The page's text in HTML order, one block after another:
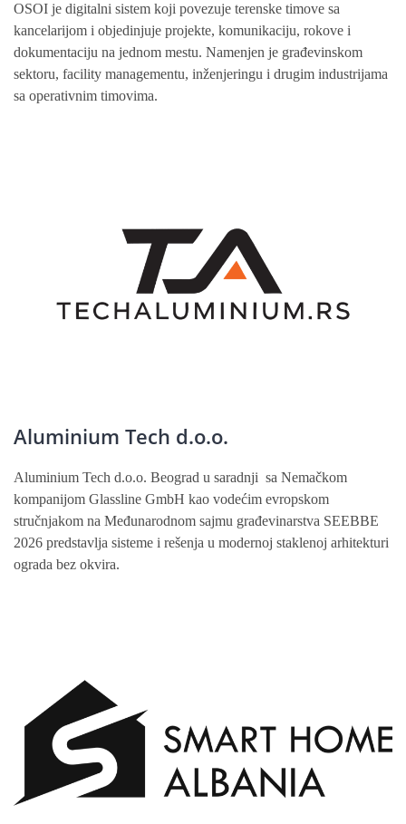
OSOI je digitalni sistem koji povezuje terenske timove sa
kancelarijom i objedinjuje projekte, komunikaciju, rokove i
dokumentaciju na jednom mestu. Namenjen je građevinskom
sektoru, facility managementu, inženjeringu i drugim industrijama
sa operativnim timovima.
Aluminium Tech d.o.o.
Aluminium Tech d.o.o. Beograd u saradnji sa Nemačkom
kompanijom Glassline GmbH kao vodećim evropskom
stručnjakom na Međunarodnom sajmu građevinarstva SEEBBE
2026 predstavlja sisteme i rešenja u modernoj staklenoj arhitekturi
ograda bez okvira.